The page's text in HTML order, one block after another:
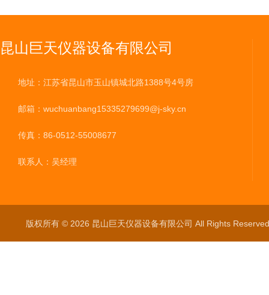
昆山巨天仪器设备有限公司
地址：江苏省昆山市玉山镇城北路1388号4号房
邮箱：wuchuanbang15335279699@j-sky.cn
传真：86-0512-55008677
联系人：吴经理
版权所有 © 2026 昆山巨天仪器设备有限公司 All Rights